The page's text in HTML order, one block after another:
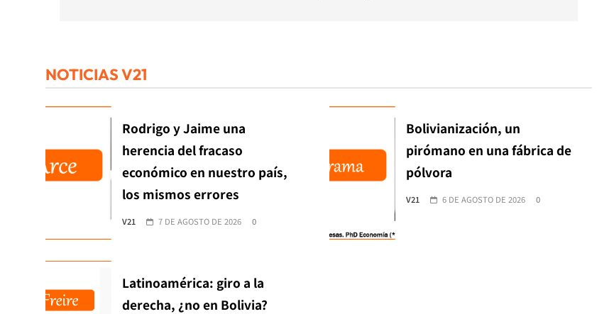
NOTICIAS V21
Rodrigo y Jaime una
herencia del fracaso
económico en nuestro país,
los mismos errores
V21 7 DE AGOSTO DE 2026 0
Bolivianización, un
pirómano en una fábrica de
pólvora
V21 6 DE AGOSTO DE 2026 0
Latinoamérica: giro a la
derecha, ¿no en Bolivia?